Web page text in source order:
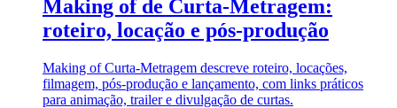
Making of de Curta-Metragem:
roteiro, locação e pós-produção
Making of Curta-Metragem descreve roteiro, locações,
filmagem, pós-produção e lançamento, com links práticos
para animação, trailer e divulgação de curtas.